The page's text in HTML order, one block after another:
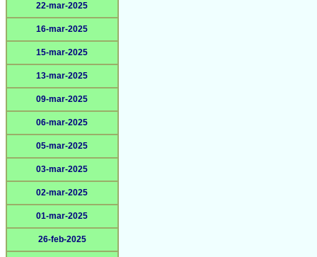
22-mar-2025
16-mar-2025
15-mar-2025
13-mar-2025
09-mar-2025
06-mar-2025
05-mar-2025
03-mar-2025
02-mar-2025
01-mar-2025
26-feb-2025